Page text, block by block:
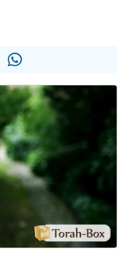
en groupe sur Zoom
Diane, 80 ans, dans un appartement insalubre
don pour Tsédaka : pauvres d'Israel